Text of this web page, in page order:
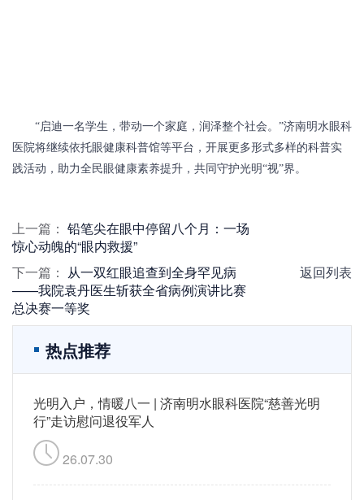
“启迪一名学生，带动一个家庭，润泽整个社会。”济南明水眼科
医院将继续依托眼健康科普馆等平台，开展更多形式多样的科普实
践活动，助力全民眼健康素养提升，共同守护光明“视”界。
上一篇： 铅笔尖在眼中停留八个月：一场
惊心动魄的“眼内救援”
下一篇： 从一双红眼追查到全身罕见病
——我院袁丹医生斩获全省病例演讲比赛
总决赛一等奖
返回列表
热点推荐
光明入户，情暖八一 | 济南明水眼科医院“慈善光明
行”走访慰问退役军人
26.07.30